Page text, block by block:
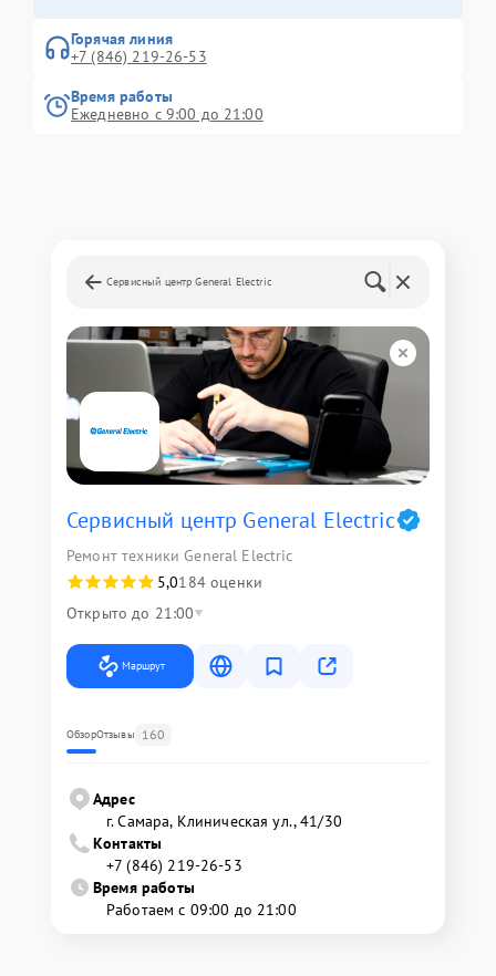
Горячая линия
+7 (846) 219-26-53
Время работы
Ежедневно с 9:00 до 21:00
Сервисный центр General Electric
Сервисный центр General Electric
Ремонт техники General Electric
5,0184 оценки
Открыто до 21:00
Маршрут
ОбзорОтзывы 160
Адрес
г. Самара, Клиническая ул., 41/30
Контакты
+7 (846) 219-26-53
Время работы
Работаем с 09:00 до 21:00